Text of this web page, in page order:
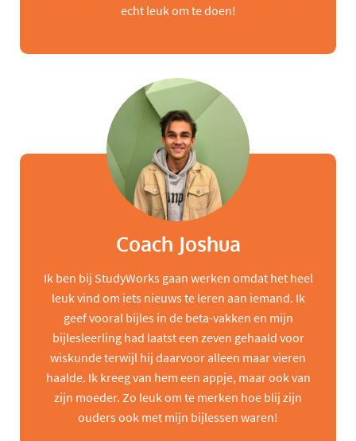
echt leuk om te doen!
Coach Joshua
Ik ben bij StudyWorks gaan werken omdat het heel
leuk vind om iets nieuws te leren aan iemand. Ik
geef vooral bijles in de beta-vakken en mijn
bijlesleerling had laatst een zeven gehaald voor
wiskunde terwijl hij daarvoor alleen maar vieren
haalde. Ik kreeg van hem een appje, maar ook van
zijn moeder. Zo leuk om te merken hoe blij zijn
ouders ook met mijn bijlessen waren!